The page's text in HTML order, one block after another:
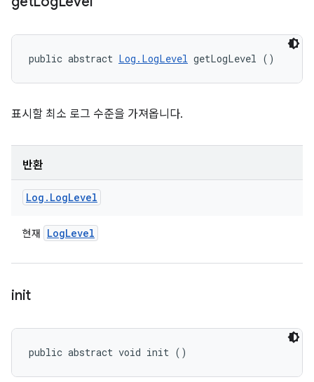
public abstract Log.LogLevel getLogLevel ()
표시할 최소 로그 수준을 가져옵니다.
반환
Log . LogLevel
현재 LogLevel
init
public abstract void init ()